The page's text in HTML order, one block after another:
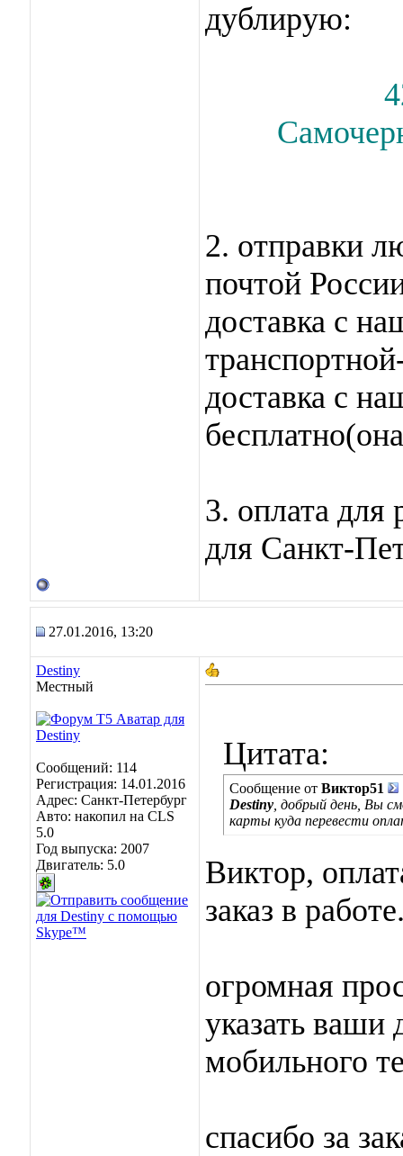
дублирую:
2. отправки
почтой
доставка с
доставка с
3. оплата для
для Санкт-
27.01.2016, 13:20
Destiny
Местный
Сообщений: 114
Регистрация: 14.01.2016
Адрес: Санкт-Петербург
Авто: накопил на CLS
5.0
Год выпуска: 2007
Двигатель: 5.0
Цитата:
Сообщение от Виктор51
Destiny , добрый день, Вы
карты куда перевести
Виктор,
заказ в
огромная
указать ваши
мобильного
спасибо за